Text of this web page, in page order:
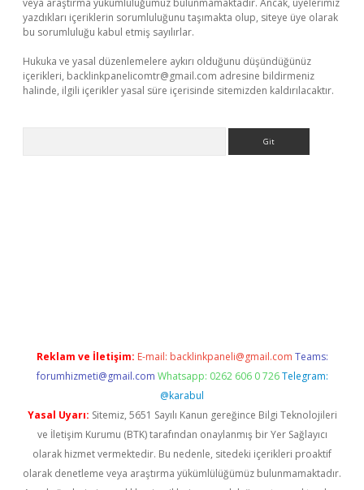
veya araştırma yükümlülüğümüz bulunmamaktadır. Ancak, üyelerimiz
yazdıkları içeriklerin sorumluluğunu taşımakta olup, siteye üye olarak
bu sorumluluğu kabul etmiş sayılırlar.
Hukuka ve yasal düzenlemelere aykırı olduğunu düşündüğünüz
içerikleri, backlinkpanelicomtr@gmail.com adresine bildirmeniz
halinde, ilgili içerikler yasal süre içerisinde sitemizden kaldırılacaktır.
Reklam ve İletişim: E-mail: backlinkpaneli@gmail.com Teams:
forumhizmeti@gmail.com Whatsapp: 0262 606 0 726 Telegram:
@karabul
Yasal Uyarı: Sitemiz, 5651 Sayılı Kanun gereğince Bilgi Teknolojileri
ve İletişim Kurumu (BTK) tarafından onaylanmış bir Yer Sağlayıcı
olarak hizmet vermektedir. Bu nedenle, sitedeki içerikleri proaktif
olarak denetleme veya araştırma yükümlülüğümüz bulunmamaktadır.